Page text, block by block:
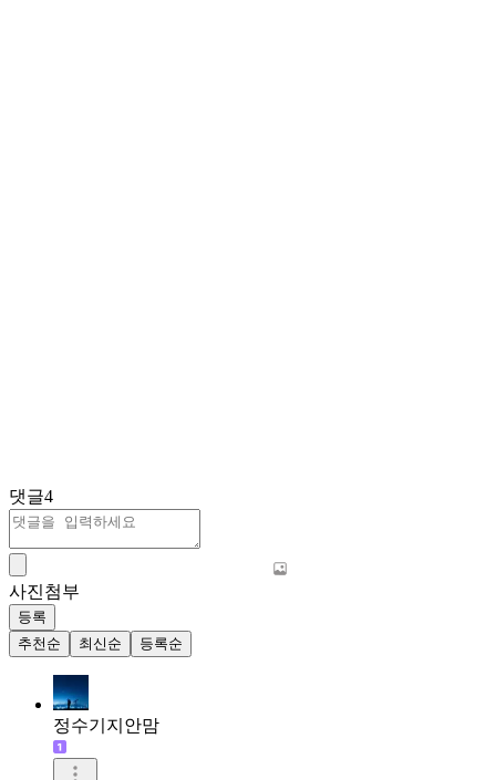
댓글4
사진첨부
등록
추천순
최신순 등록순
정수기지안맘